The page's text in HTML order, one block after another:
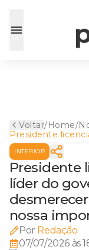
Voltar/Home/
Presidente
critica líder do
Jerônimo por
vereadores:
importância”
INTERIOR
Presidente
líder do
nossa
Por Redação
07/07/2026 às